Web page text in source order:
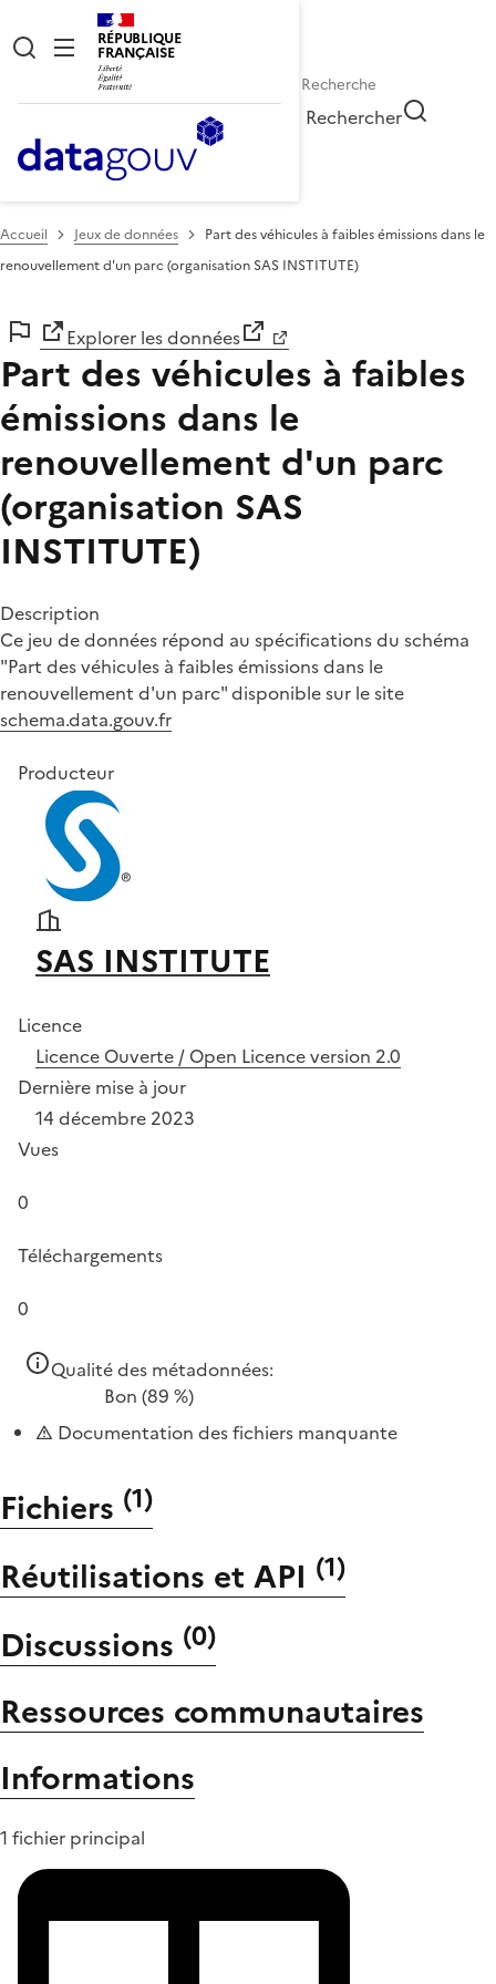
RÉPUBLIQUE
FRANÇAISE
Rechercher
Accueil Jeux de données
Part des véhicules à faibles émissions dans le
renouvellement d'un parc (organisation SAS INSTITUTE)
Explorer les données
Part des véhicules à faibles
émissions dans le
renouvellement d'un parc
(organisation SAS
INSTITUTE)
Description
Ce jeu de données répond au spécifications du schéma
"Part des véhicules à faibles émissions dans le
renouvellement d'un parc" disponible sur le site
schema.data.gouv.fr
Producteur
SAS INSTITUTE
Licence
Licence Ouverte / Open Licence version 2.0
Dernière mise à jour
14 décembre 2023
Vues
0
Téléchargements
0
Qualité des métadonnées:
Bon (89 %)
Documentation des fichiers manquante
Fichiers (1)
Réutilisations et API (1)
Discussions (0)
Ressources communautaires
Informations
1 fichier principal